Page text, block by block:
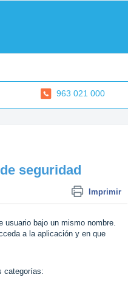
963 021 000
seguridad
Imprimir
usuario bajo un mismo nombre.
a la aplicación y en que
categorías: